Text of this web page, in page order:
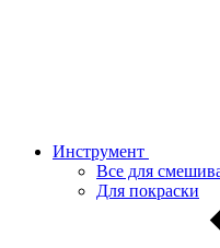
Инструмент
Все для
Для покраски